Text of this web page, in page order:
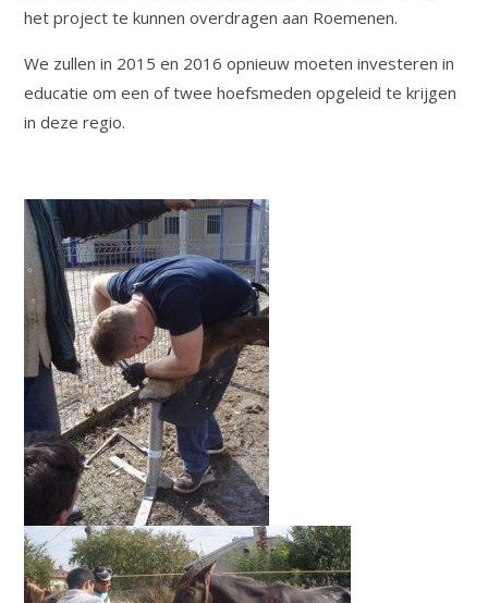
het project te kunnen overdragen aan Roemenen.
We zullen in 2015 en 2016 opnieuw moeten investeren in
educatie om een of twee hoefsmeden opgeleid te krijgen
in deze regio.